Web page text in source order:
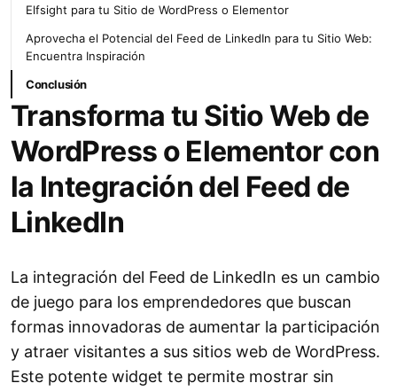
Transforma tu Sitio Web de
WordPress o Elementor con
la Integración del Feed de
LinkedIn
La integración del Feed de LinkedIn es un cambio
de juego para los emprendedores que buscan
formas innovadoras de aumentar la participación
y atraer visitantes a sus sitios web de WordPress.
Este potente widget te permite mostrar sin
Elfsight para tu Sitio de WordPress o Elementor
Aprovecha el Potencial del Feed de LinkedIn para tu Sitio Web:
Encuentra Inspiración
Conclusión